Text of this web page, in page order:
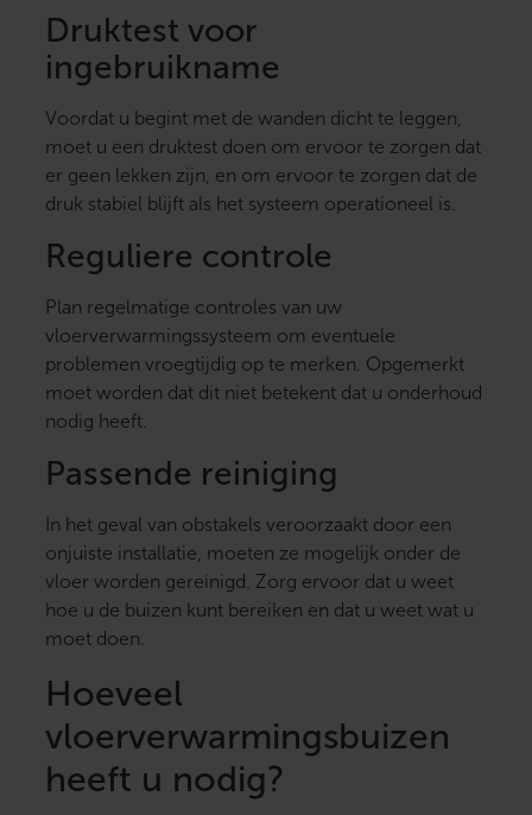
Druktest voor
ingebruikname
Voordat u begint met de wanden dicht te leggen,
moet u een druktest doen om ervoor te zorgen dat
er geen lekken zijn, en om ervoor te zorgen dat de
druk stabiel blijft als het systeem operationeel is.
Reguliere controle
Plan regelmatige controles van uw
vloerverwarmingssysteem om eventuele
problemen vroegtijdig op te merken. Opgemerkt
moet worden dat dit niet betekent dat u onderhoud
nodig heeft.
Passende reiniging
In het geval van obstakels veroorzaakt door een
onjuiste installatie, moeten ze mogelijk onder de
vloer worden gereinigd. Zorg ervoor dat u weet
hoe u de buizen kunt bereiken en dat u weet wat u
moet doen.
Hoeveel
vloerverwarmingsbuizen
heeft u nodig?